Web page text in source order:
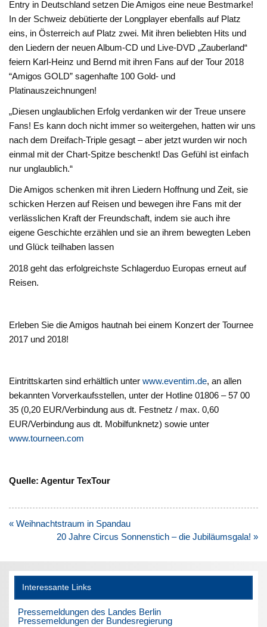
Entry in Deutschland setzen Die Amigos eine neue Bestmarke!
In der Schweiz debütierte der Longplayer ebenfalls auf Platz
eins, in Österreich auf Platz zwei. Mit ihren beliebten Hits und
den Liedern der neuen Album-CD und Live-DVD „Zauberland“
feiern Karl-Heinz und Bernd mit ihren Fans auf der Tour 2018
“Amigos GOLD” sagenhafte 100 Gold- und
Platinauszeichnungen!
„Diesen unglaublichen Erfolg verdanken wir der Treue unsere
Fans! Es kann doch nicht immer so weitergehen, hatten wir uns
nach dem Dreifach-Triple gesagt – aber jetzt wurden wir noch
einmal mit der Chart-Spitze beschenkt! Das Gefühl ist einfach
nur unglaublich.“
Die Amigos schenken mit ihren Liedern Hoffnung und Zeit, sie
schicken Herzen auf Reisen und bewegen ihre Fans mit der
verlässlichen Kraft der Freundschaft, indem sie auch ihre
eigene Geschichte erzählen und sie an ihrem bewegten Leben
und Glück teilhaben lassen
2018 geht das erfolgreichste Schlagerduo Europas erneut auf
Reisen.
Erleben Sie die Amigos hautnah bei einem Konzert der Tournee
2017 und 2018!
Eintrittskarten sind erhältlich unterwww.eventim.de, an allen
bekannten Vorverkaufsstellen, unter der Hotline 01806 – 57 00
35 (0,20 EUR/Verbindung aus dt. Festnetz / max. 0,60
EUR/Verbindung aus dt. Mobilfunknetz) sowie unter
www.tourneen.com
Quelle: Agentur TexTour
Beitragsnavigation
« Weihnachtstraum in Spandau
20 Jahre Circus Sonnenstich – die Jubiläumsgala! »
Interessante Links
Pressemeldungen des Landes Berlin
Pressemeldungen der Bundesregierung